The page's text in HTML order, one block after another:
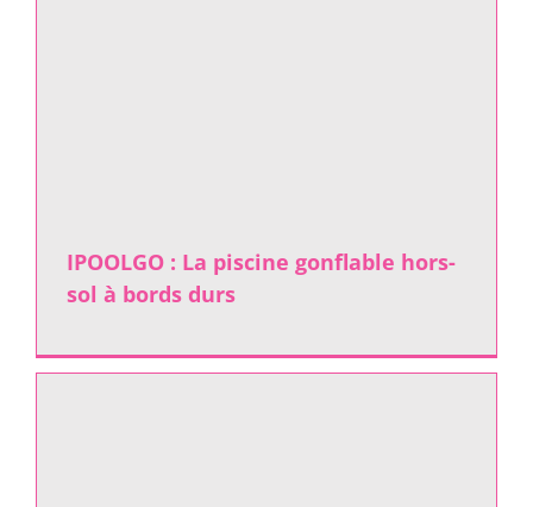
IPOOLGO : La piscine gonflable hors-
sol à bords durs